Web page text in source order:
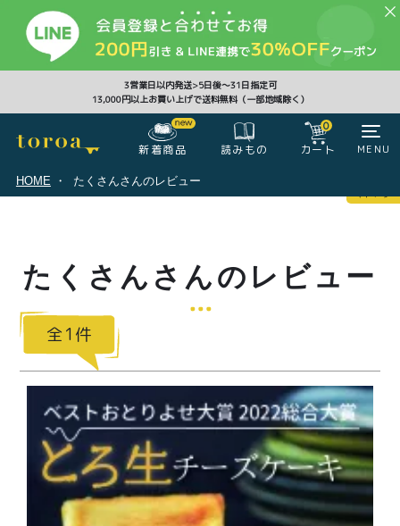
3営業日以内発送>5日後〜31日指定可
13,000円以上お買い上げで送料無料（一部地域除く）
新着商品 読みもの
0
カート MENU
CLOSE
0
注文履歴 会員登録情報 ポイント
商品一覧
とろ生ガトーショコラ
とろ生 まとめ買いお得
セット
とろ生チーズケーキ
濃抹茶とろ生ガトーシ
ョコラ
HOME たくさんさんのレビュー
たくさんさんのレビュー
1